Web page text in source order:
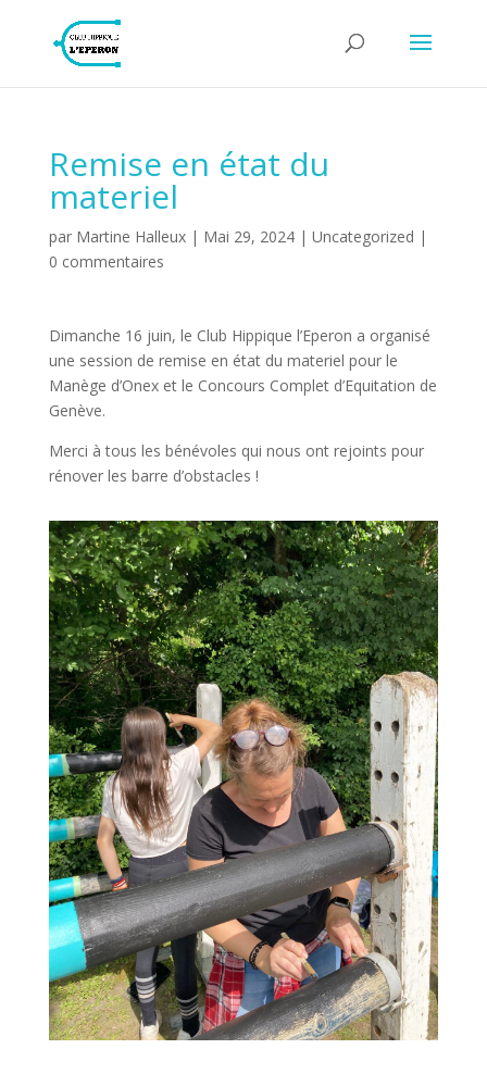
Remise en état du
materiel
par Martine Halleux| Mai 29, 2024| Uncategorized |
0 commentaires
Dimanche 16 juin, le Club Hippique l’Eperon a organisé
une session de remise en état du materiel pour le
Manège d’Onex et le Concours Complet d’Equitation de
Genève.
Merci à tous les bénévoles qui nous ont rejoints pour
rénover les barre d’obstacles !